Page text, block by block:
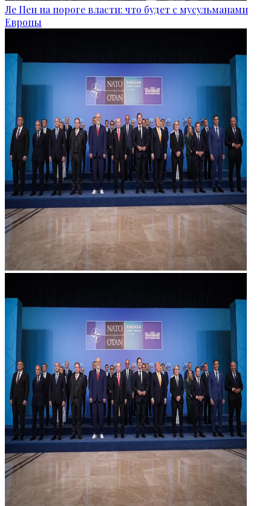
Ле Пен на пороге власти: что будет с мусульманами
Европы